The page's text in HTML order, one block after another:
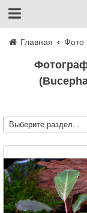
Главная Фото
Фотографии из темы: Буцефаландра